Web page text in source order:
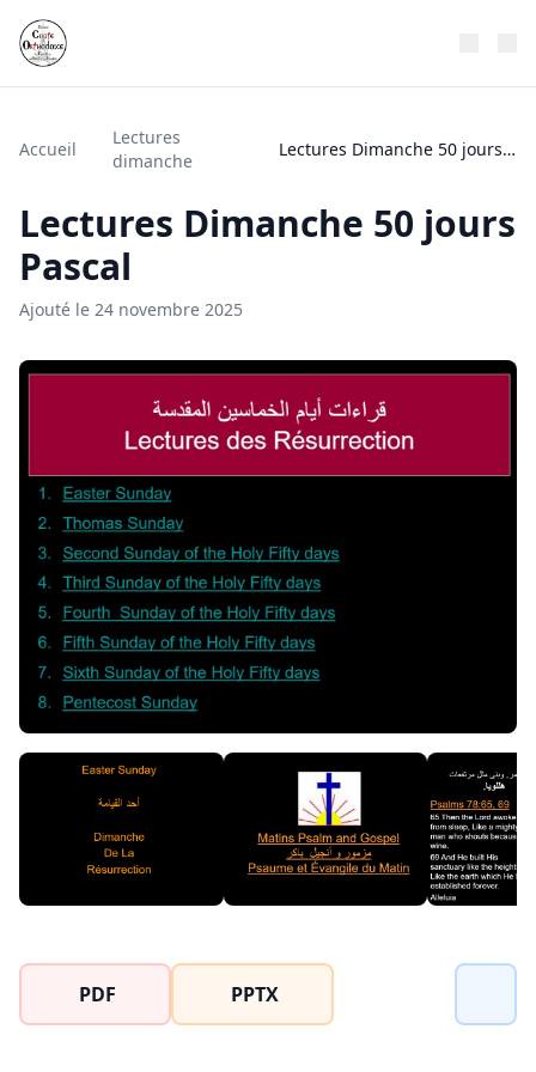
Accueil
Lectures
dimanche
Lectures Dimanche 50 jours Pascal
Lectures Dimanche 50 jours
Pascal
Ajouté le 24 novembre 2025
PDF PPTX